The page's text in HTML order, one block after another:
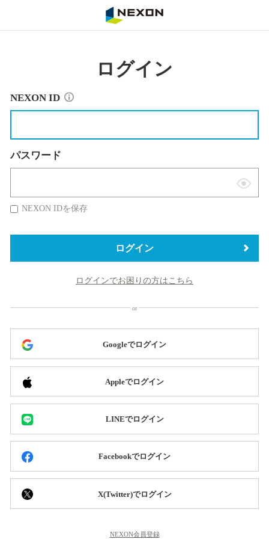
ログイン
NEXON ID
パスワード
表
替
NEXON IDを保存
ログイン
ログインでお困りの方はこちら
Googleでログイン
Appleでログイン
LINEでログイン
Facebookでログイン
X(Twitter)でログイン
NEXON会員登録